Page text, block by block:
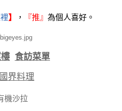
】 ， 『推』 為個人喜好。
食訪菜單
界料理
機沙拉